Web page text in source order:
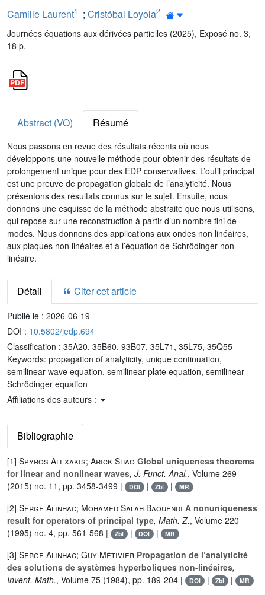
Camille Laurent1 ; Cristóbal Loyola2
Journées équations aux dérivées partielles (2025), Exposé no. 3,
18 p.
Abstract (VO) Résumé
Nous passons en revue des résultats récents où nous
développons une nouvelle méthode pour obtenir des résultats de
prolongement unique pour des EDP conservatives. L’outil principal
est une preuve de propagation globale de l’analyticité. Nous
présentons des résultats connus sur le sujet. Ensuite, nous
donnons une esquisse de la méthode abstraite que nous utilisons,
qui repose sur une reconstruction à partir d’un nombre fini de
modes. Nous donnons des applications aux ondes non linéaires,
aux plaques non linéaires et à l’équation de Schrödinger non
linéaire.
Détail Citer cet article
Publié le : 2026-06-19
DOI : 10.5802/jedp.694
Classification : 35A20, 35B60, 93B07, 35L71, 35L75, 35Q55
Keywords: propagation of analyticity, unique continuation,
semilinear wave equation, semilinear plate equation, semilinear
Schrödinger equation
Affiliations des auteurs :
Bibliographie
[1] Spyros Alexakis; Arick Shao Global uniqueness theorems
for linear and nonlinear waves, J. Funct. Anal., Volume 269
(2015) no. 11, pp. 3458-3499 |
DOI | Zbl | MR
[2] Serge Alinhac; Mohamed Salah Baouendi A nonuniqueness
result for operators of principal type, Math. Z., Volume 220
(1995) no. 4, pp. 561-568 |
Zbl | DOI | MR
[3] Serge Alinhac; Guy Métivier Propagation de l’analyticité
des solutions de systèmes hyperboliques non-linéaires,
Invent. Math., Volume 75 (1984), pp. 189-204 | DOI | Zbl | MR